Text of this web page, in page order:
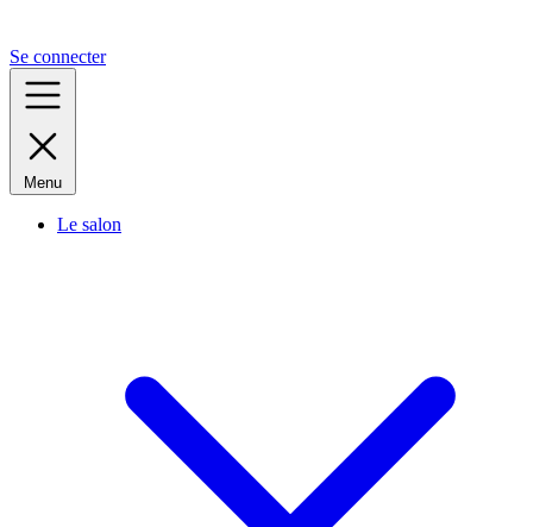
Se connecter
Menu
Le salon